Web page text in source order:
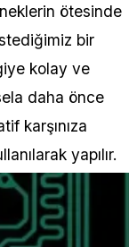
ötesinde
bir
kolay ve
daha önce
karşınıza
yapılır.